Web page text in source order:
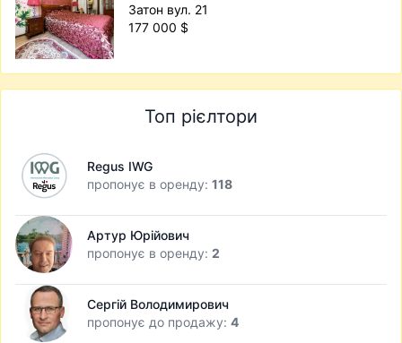
Затон вул. 21
177 000 $
Топ рієлтори
Regus IWG
пропонує в оренду: 118
Артур Юрійович
пропонує в оренду: 2
Сергій Володимирович
пропонує до продажу: 4